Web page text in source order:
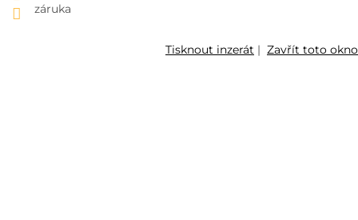
záruka
Tisknout inzerát | Zavřít toto okno